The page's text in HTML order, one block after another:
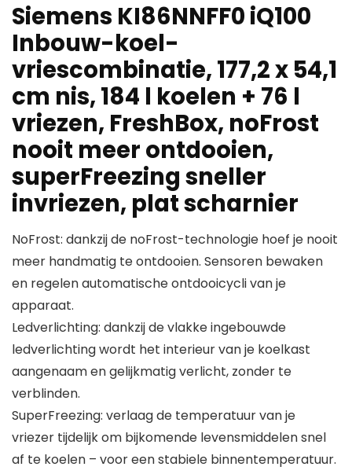
Siemens KI86NNFF0 iQ100
Inbouw-koel-
vriescombinatie, 177,2 x 54,1
cm nis, 184 l koelen + 76 l
vriezen, FreshBox, noFrost
nooit meer ontdooien,
superFreezing sneller
invriezen, plat scharnier
NoFrost: dankzij de noFrost-technologie hoef je nooit
meer handmatig te ontdooien. Sensoren bewaken
en regelen automatische ontdooicycli van je
apparaat.
Ledverlichting: dankzij de vlakke ingebouwde
ledverlichting wordt het interieur van je koelkast
aangenaam en gelijkmatig verlicht, zonder te
verblinden.
SuperFreezing: verlaag de temperatuur van je
vriezer tijdelijk om bijkomende levensmiddelen snel
af te koelen – voor een stabiele binnentemperatuur.